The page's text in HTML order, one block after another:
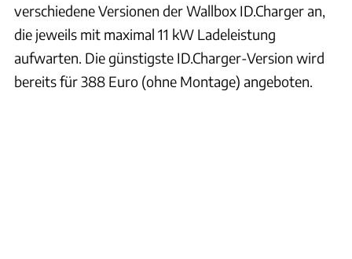
verschiedene Versionen der Wallbox ID.Charger an,
die jeweils mit maximal 11 kW Ladeleistung
aufwarten. Die günstigste ID.Charger-Version wird
bereits für 388 Euro (ohne Montage) angeboten.